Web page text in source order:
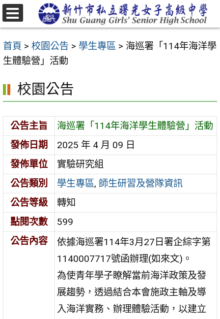
跳
至
要
內
區
首頁 > 校園公告 > 學生專區 > 海巡署「114年海洋學
生體驗營」活動
校園公告
公告主旨
海巡署「114年海洋學生體驗營」活動
發佈日期
2025 年 4 月 09 日
發佈單位
實驗研究組
公告類別
學生專區, 師生研習及營隊資訊
公告等級
轉知
點閱次數
599
公告內容
依據海巡署114年3月27日署企綜字第
1140007717號函辦理(如來文)。
為使青年學子瞭解當前海洋政策及發
展趨勢，透過結合本會施政主軸及導
入海洋實務、辦理體驗活動，以建立
選
單